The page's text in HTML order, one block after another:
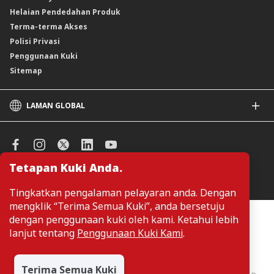
Tetapan Kuki Anda.
Tingkatkan pengalaman pelayaran anda. Dengan
mengklik “Terima Semua Kuki”, anda bersetuju
dengan penggunaan kuki oleh kami. Ketahui lebih
lanjut tentang Penggunaan Kuki Kami.
Terima Semua Kuki
Unit Amanah Harga Berubah ASNB
Helaian Pendedahan Produk
Terma-terma Akses
Polisi Privasi
Penggunaan Kuki
Sitemap
LAMAN GLOBAL
CIMB Islamic
CIMB Bank (SG)
CIMB Bank (KH)
CIMB Thai
CIMB Bank (VN)
CIMB Bank (PH)
Pelanggan tidak perlu memberikan butiran peribadi ketika melayari
atau mengakses maklumat berkaitan produk dan perkhidmatan di
laman web. Butiran perbadi hanya diperlukan sekiranya pelanggan
produk atau perkhidmatan.